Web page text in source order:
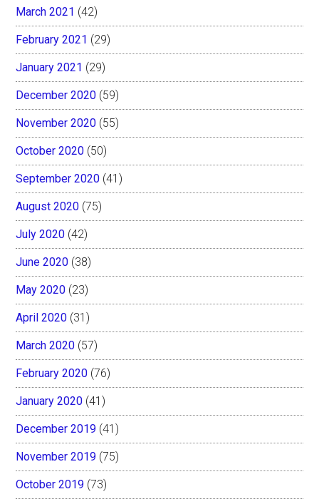
March 2021 (42)
February 2021 (29)
January 2021 (29)
December 2020 (59)
November 2020 (55)
October 2020 (50)
September 2020 (41)
August 2020 (75)
July 2020 (42)
June 2020 (38)
May 2020 (23)
April 2020 (31)
March 2020 (57)
February 2020 (76)
January 2020 (41)
December 2019 (41)
November 2019 (75)
October 2019 (73)